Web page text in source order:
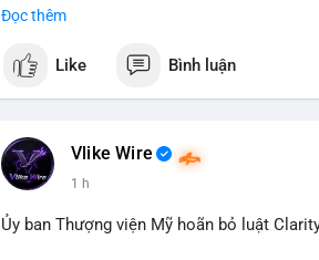
📰 Nguồn: Cointelegraph
Đọc thêm
Like Bình luận
Vlike Wire
1 h
Ủy ban Thượng viện Mỹ hoãn bỏ luật